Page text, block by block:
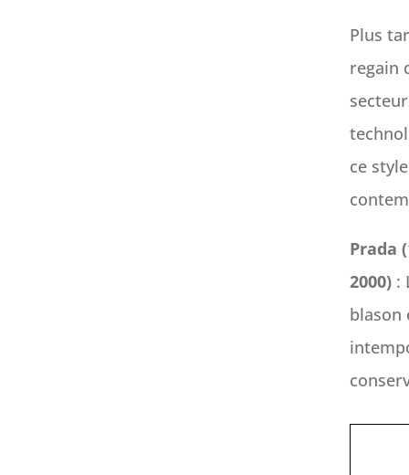
Plus
regain
ce
Prada
2000) :
blason